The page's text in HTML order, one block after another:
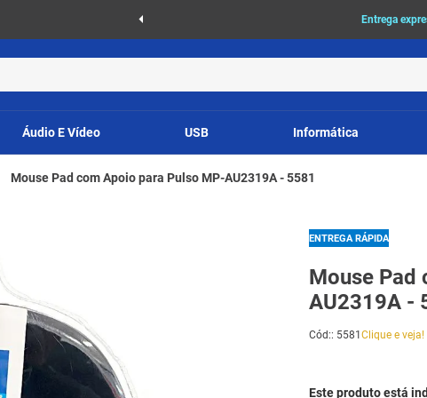
Entrega
Áudio E Vídeo USB Informática
Mouse Pad com Apoio para Pulso MP-AU2319A - 5581
ENTREGA RÁPIDA
Mouse Pad
AU2319A -
Cód:: 5581 Clique e veja!
Este produto está